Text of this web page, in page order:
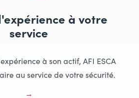
à votre
service
à son actif, AFI ESCA
au service de votre sécurité.